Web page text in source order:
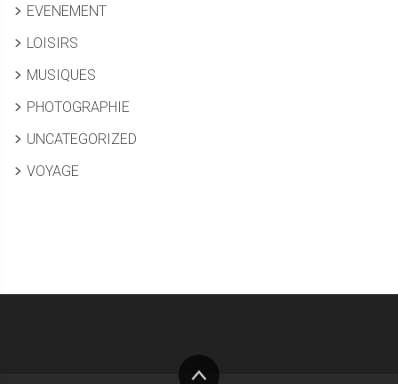
EVENEMENT
LOISIRS
MUSIQUES
PHOTOGRAPHIE
UNCATEGORIZED
VOYAGE